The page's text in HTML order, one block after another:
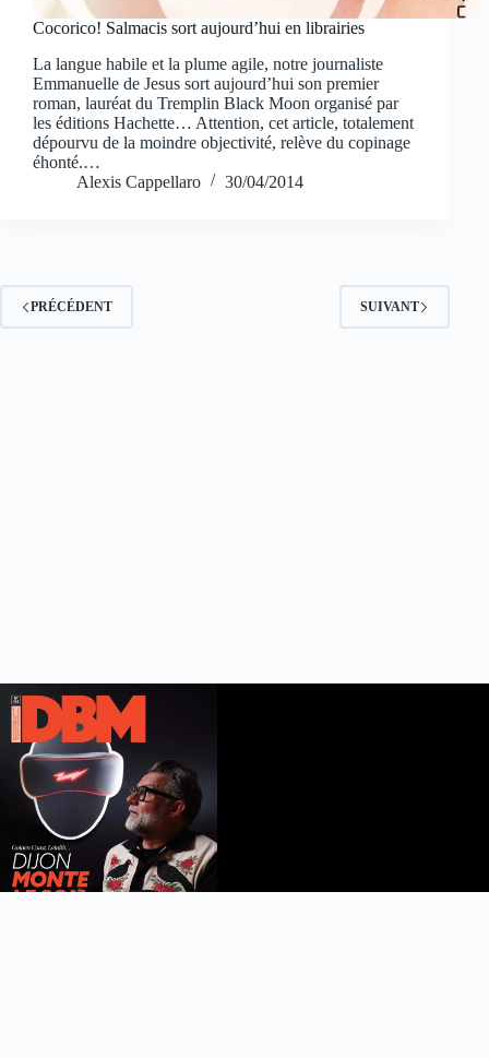
Cocorico! Salmacis sort aujourd’hui en librairies
La langue habile et la plume agile, notre journaliste
Emmanuelle de Jesus sort aujourd’hui son premier
roman, lauréat du Tremplin Black Moon organisé par
les éditions Hachette… Attention, cet article, totalement
dépourvu de la moindre objectivité, relève du copinage
éhonté.…
Alexis Cappellaro
30/04/2014
PRÉCÉDENT SUIVANT